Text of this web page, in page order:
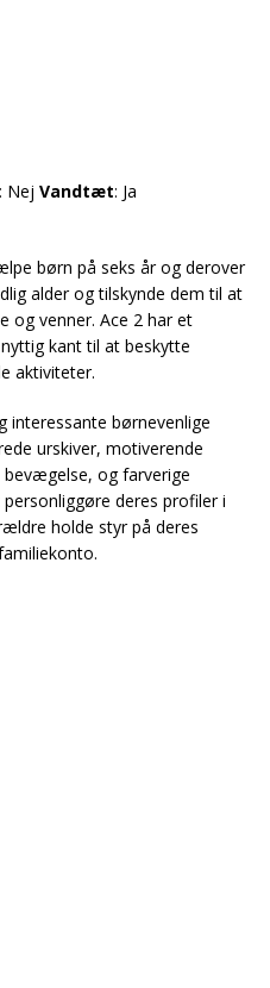
: Nej Vandtæt: Ja
børn på seks år og derover
alder og tilskynde dem til at
og venner. Ace 2 har et
kant til at beskytte
aktiviteter.
interessante børnevenlige
urskiver, motiverende
og farverige
deres profiler i
holde styr på deres